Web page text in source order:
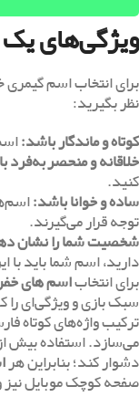
ویژگی‌های
برای انتخاب اسم
نظر بگیرید:
کوتاه و ماندگار باشد:
خلاقانه و منحصربه‌فرد
کنید.
ساده و خوانا باشد:
توجه قرار می‌گیرند.
شخصیت شما را نشان
دارید، اسم شما باید
برای انتخاباسم های
سبک بازی و ویژگی‌ای
ترکیب واژه‌های کوتاه
می‌سازد. استفاده بیش
دشوار کند؛ بنابراین هر
صفحه کوچک موبایل